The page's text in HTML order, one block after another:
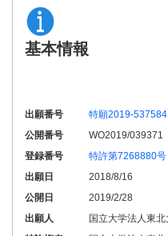
基本情報
出願番号
特願2019-537584
公開番号
WO2019/039371
登録番号
特許第7268880号
出願日
2018/8/16
公開日
2019/2/28
出願人
国立大学法人東北